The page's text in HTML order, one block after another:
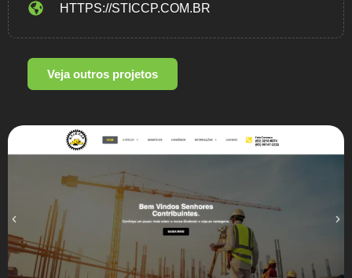
HTTPS://STICCP.COM.BR
Veja outros projetos